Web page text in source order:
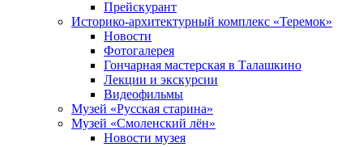
Прейскурант
Историко-архитектурный комплекс «Теремок»
Новости
Фотогалерея
Гончарная мастерская в Талашкино
Лекции и экскурсии
Видеофильмы
Музей «Русская старина»
Музей «Смоленский лён»
Новости музея